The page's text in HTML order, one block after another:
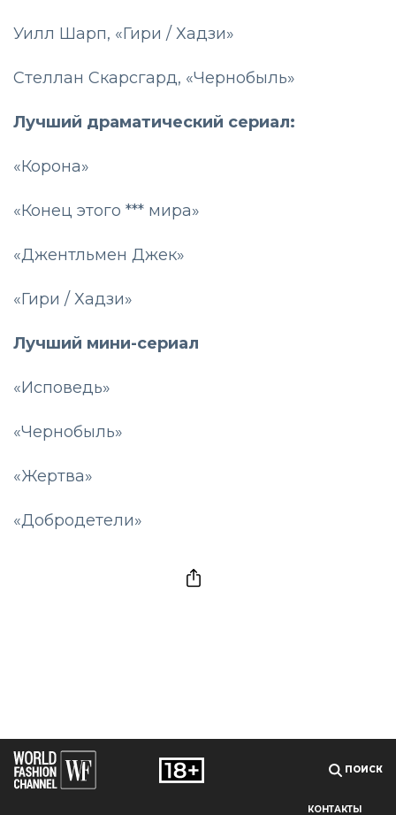
Уилл Шарп, «Гири / Хадзи»
Стеллан Скарсгард, «Чернобыль»
Лучший драматический сериал:
«Корона»
«Конец этого *** мира»
«Джентльмен Джек»
«Гири / Хадзи»
Лучший мини-сериал
«Исповедь»
«Чернобыль»
«Жертва»
«Добродетели»
ПОИСК
КОНТАКТЫ